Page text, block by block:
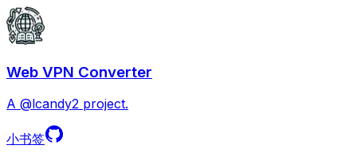
Web VPN Converter
A @lcandy2 project.
小书签